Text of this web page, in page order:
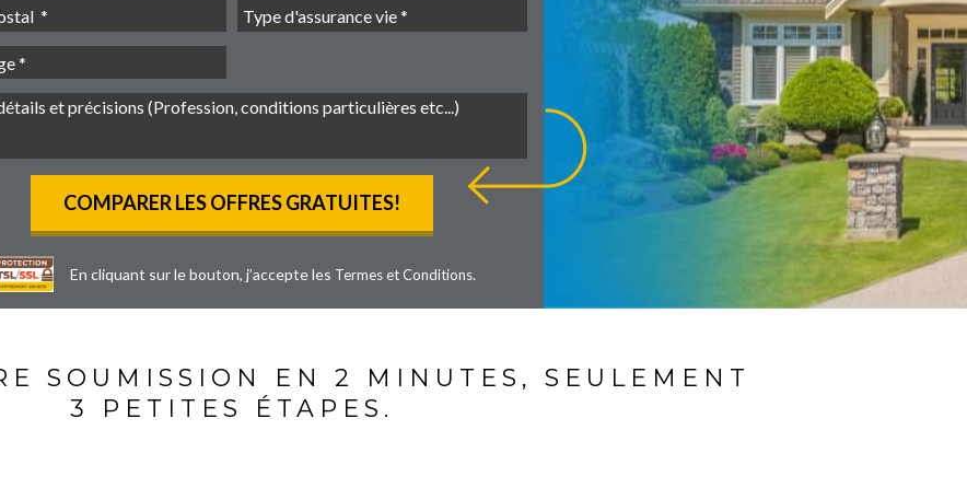
En cliquant sur le bouton, j’accepte les Termes et Conditions.
SOUMISSION EN 2 MINUTES, SEULEMENT
3 PETITES ÉTAPES.